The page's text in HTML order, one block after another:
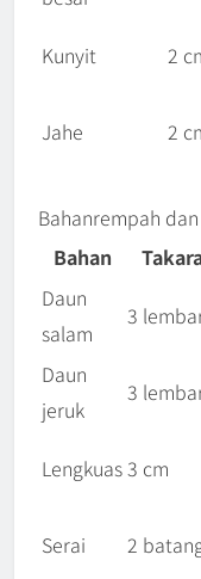
Kunyit 2
Jahe 2
Bahanrempah
Bahan
Daun
salam
3
Daun
jeruk
3
Lengkuas3 cm
Serai 2